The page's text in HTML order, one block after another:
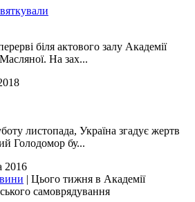
біля актового залу Академії
На зах...
листопада, Україна згадує жертв
Голодомор бу...
2016
| Цього тижня в Академії
самоврядування